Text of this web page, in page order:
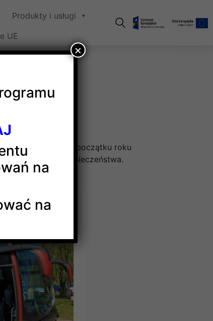
Produkty i usługi
UE
wynik z początku roku
warunków bezpieczeństwa.
na
na
×